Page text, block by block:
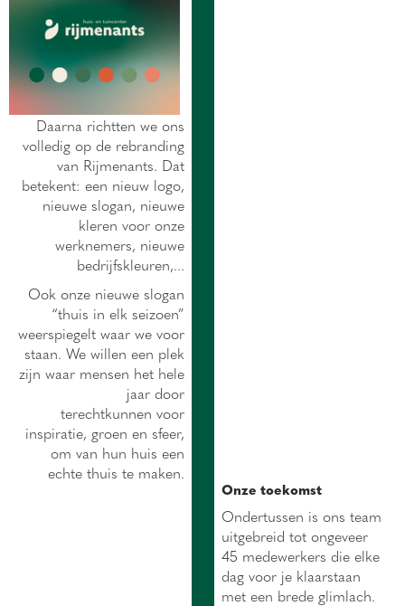
Daarna richtten we ons
volledig op de rebranding
van Rijmenants. Dat
betekent: een nieuw logo,
nieuwe slogan, nieuwe
kleren voor onze
werknemers, nieuwe
bedrijfskleuren,...
Ook onze nieuwe slogan
“thuis in elk seizoen”
weerspiegelt waar we voor
staan. We willen een plek
zijn waar mensen het hele
jaar door
terechtkunnen voor
inspiratie, groen en sfeer,
om van hun huis een
echte thuis te maken.
Onze toekomst
Ondertussen is ons team
uitgebreid tot ongeveer
45 medewerkers die elke
dag voor je klaarstaan
met een brede glimlach.